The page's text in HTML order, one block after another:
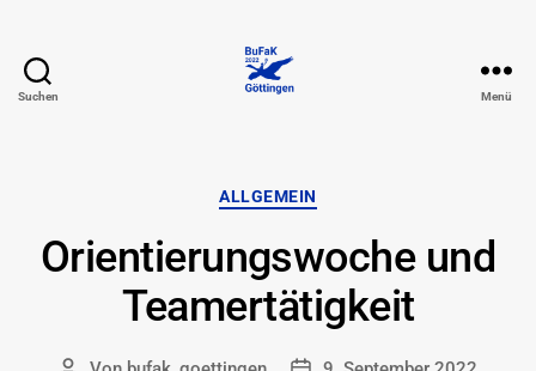
Suchen
Göttingen
Menü
Kategorien
ALLGEMEIN
Orientierungswoche und
Teamertätigkeit